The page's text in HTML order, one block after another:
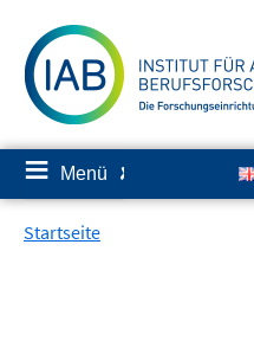
zum
Inhalt
≡ Menü ✘
Startseite